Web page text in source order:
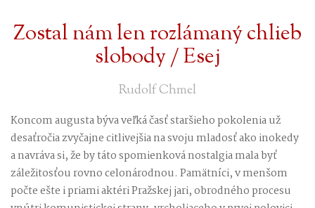
Zostal nám len rozlámaný chlieb
slobody / Esej
Rudolf Chmel
Koncom augusta býva veľká časť staršieho pokolenia už
desaťročia zvyčajne citlivejšia na svoju mladosť ako inokedy
a navráva si, že by táto spomienková nostalgia mala byť
záležitosťou rovno celonárodnou. Pamätníci, v menšom
počte ešte i priami aktéri Pražskej jari, obrodného procesu